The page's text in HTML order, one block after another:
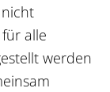
alle
werden